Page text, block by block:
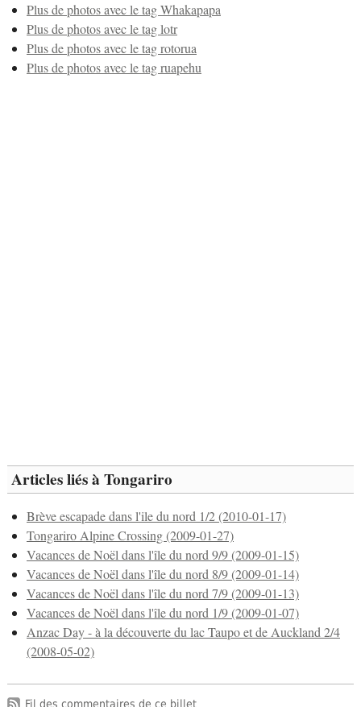
Plus de photos avec le tag Whakapapa
Plus de photos avec le tag lotr
Plus de photos avec le tag rotorua
Plus de photos avec le tag ruapehu
Articles liés à Tongariro
Brève escapade dans l'ile du nord 1/2 (2010-01-17)
Tongariro Alpine Crossing (2009-01-27)
Vacances de Noël dans l'île du nord 9/9 (2009-01-15)
Vacances de Noël dans l'île du nord 8/9 (2009-01-14)
Vacances de Noël dans l'île du nord 7/9 (2009-01-13)
Vacances de Noël dans l'île du nord 1/9 (2009-01-07)
Anzac Day - à la découverte du lac Taupo et de Auckland 2/4
(2008-05-02)
Fil des commentaires de ce billet